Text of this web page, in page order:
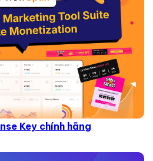
Key chính hãng